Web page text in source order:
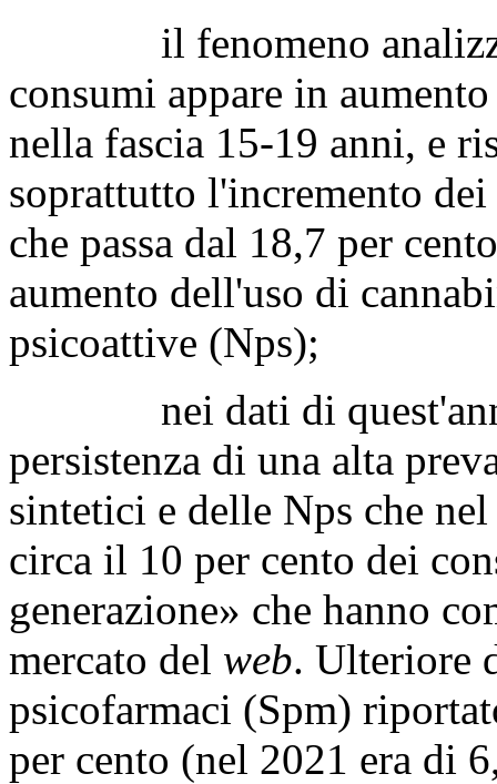
il fenomeno
consumi appare in
nella fascia 15-19 anni, e
soprattutto l'incremento
che passa dal 18,7 per
aumento dell'uso di
psicoattive (Nps);
nei dati di quest'anno
persistenza di una alta
sintetici e delle Nps che
circa il 10 per cento dei
generazione» che hanno
mercato del web. Ulteriore
psicofarmaci (Spm)
per cento (nel 2021 era di